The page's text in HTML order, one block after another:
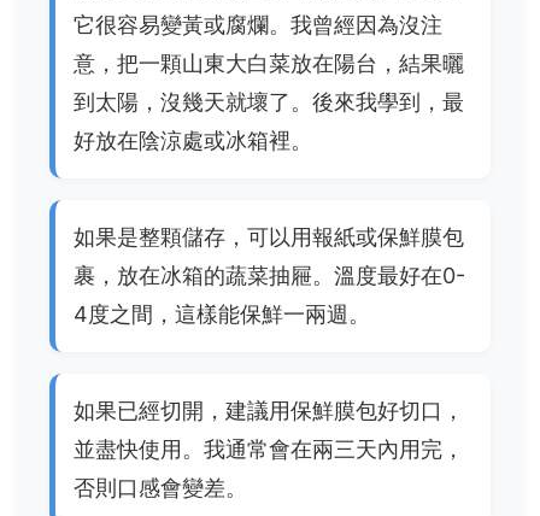
它很容易變黃或腐爛。我曾經因為沒注
意，把一顆山東大白菜放在陽台，結果曬
到太陽，沒幾天就壞了。後來我學到，最
好放在陰涼處或冰箱裡。
如果是整顆儲存，可以用報紙或保鮮膜包
裹，放在冰箱的蔬菜抽屜。溫度最好在0-
4度之間，這樣能保鮮一兩週。
如果已經切開，建議用保鮮膜包好切口，
並盡快使用。我通常會在兩三天內用完，
否則口感會變差。